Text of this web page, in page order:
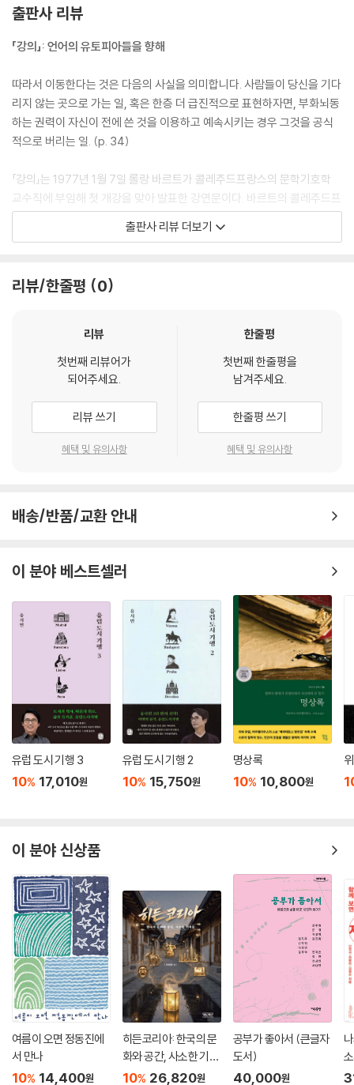
텍스트로의 끊임없는 귀환은, 또 기호 작용의 실천 중 가장 복합적인(이미
다 만들어진 기호들로부터 출발해 작동하는 것이기에 그렇습니다) 글쓰기
니다. 그뿐만 아니라 기호학이 교조화하고 ‘장악’하지 않도록, 그것이 실제
와 달리 스스로를 보편 담론으로 여기지 않도록 막아줍니다. 역으로, 텍스
트에 실리는 기호학의 시선은 문학을 에워싸고 압박하는 저 뇌동하는 말로
부터 문학을 구제하기 위해 우리가 흔히 기대는 신화, 곧 순수한 창조성이
라는 신화를 거부하지 않을 수 없게 만듭니다. 결국 기호란 기대에 더 잘 어
긋나기 위해서 생각되는 것, 마땅히 그러기 위해서 다시 생각되어야 하는
것입니다.
--- p.43
옛 가치들은 더 이상 전수되지도, 유통되지도, 자극을 주지도 못합니다. 문
의 암묵적 본보기라 강요하기에는 무력합니다. 하지만 글쎄요, 문학은 파
워진 풍경 속으로 상륙하도록 허용하는, 바로 그런 여행이 될 것입니다. 거
기엔 이제 막아서는 천사도, 용도 없겠지요. 그리하여 시선은 여전히 배덕
함을 지닌 채 오래되고도 아름다운, 기의의 유효기간이 지나 추상화되고
만 사물들로 향할 수 있을 것입니다. 이는 몰락인 동시에 예언적 순간, 부드
러운 종말론의 순간, 가장 거대한 즐김의 역사적 순간이 될 테지요.
--- p.49
다. 우리는 이를 일컬어 탐구한다고 하지요. 아마도 지금은 또 다른 경험의
작동하도록 놓아두는 시기가 그것입니다. 생각건대 이 경험에는 너무나 유
서서, 감히 아무 거리낌 없이 그 이름을 채택하고자 합니다. 지혜, 다시 말
해 전혀 없는 권력, 약간의 지식, 약간의 현명함, 가능한 한 최대치의 맛이
라는 뜻이지요.
--- p.54~55
그의 기법. 스투디움/푼크툼 쌍을 드러내고 작동시키고 해석 하는 동시에,
자신이 행하는 바를 우리에게 들려주며 노트들을 전달하는 그의 방식. 그
것에서 이내 우리는 음악을 듣게 되리라. 이 같은 기법은 정녕 그의 방식이
다. 스투디움/푼크툼의 대립, 빗금으로 표시되는 외견상의 대비. [...] 이
(스투디움/푼크툼이라는) 외견상의 대립은 두 개념 사이에 일어나는 모종
건네고 하나가 다른 하나와 더불어 타협하니, 우리는 거기서 이내 환유적
조작을 알아보게 될 것이다.
--- 「롤랑 바르트의 죽음들」 중에서
두 개의 배반, 불가능한 선택. 한편에는 오로지 자기에게만, 자기 자신의 목
소리로만 귀착되는 것은 일절 말하지 않는 방식이 있다. [...] 그 반대편에
는, 롤랑 바르트에게 건네는 바 혹은 그에 대해 하는 말이 정말로 그의 상대
방, 즉 살아 있는 친구로부터 오게끔 일체의 인용과 동일시, 하다못해 비교
마저 전적으로 피하는 방식이 있다. 그 경우에도 우리가 그를 사라지게 할
위험은 마찬가지다. 이 모든 건 죽음에 죽음을 더해 무례하게 죽음을 복수
화하는 일이랄까. 남는 길은 결국 그 둘을 동시에 하거나 하지 않는 것이다.
즉 한쪽의 배신을 다른 한쪽의 배신으로 교정하는 일. 한쪽의 죽음으로부
출판사 리뷰
「강의」: 언어의 유토피아들을 향해
따라서 이동한다는 것은 다음의 사실을 의미합니다. 사람들이 당신을 기다
리지 않는 곳으로 가는 일, 혹은 한층 더 급진적으로 표현하자면, 부화뇌동
하는 권력이 자신이 전에 쓴 것을 이용하고 예속시키는 경우 그것을 공식
적으로 버리는 일. (p. 34)
「강의」는 1977년 1월 7일 롤랑 바르트가 콜레주드프랑스의 문학기호학
교수직에 부임해 첫 개강을 맞아 발표한 강연문이다. 바르트의 콜레주드프
랑스 부임은 학자와 학생, 일반 청중과 기자 들로 첫날 강의실을 가득 채울
만큼 큰 관심을 모았으며, 그 열기는 바르트가 1980년까지 콜레주드프랑
을 알리는 상징적 사건이 된 이 강연문에서 그는 언어가 말하도록 강제하
쟁적 발언을 던진다. 그만큼 20세기 프랑스 지식 사회의 주요 쟁점이었던
대항하는 데 있다고 역설하며, 언어 바깥으로 나갈 수 없는 만큼 언어를 속
이는 술책으로서 문학을 상정한다.
1530년 설립되어 창립 초기부터 누구나 참여할 수 있는 열린 교육을 지향
해온 콜레주드프랑스는 권력 바깥에 놓이는 특권적 장소로 여겨진다. 이곳
로 인해 “공식 학위를 갖”지 못했던 데다, 고전문학과 수사학을 비롯해 언
불러왔다. 이 같은 긴장 속에서 제출된 「강의」는 ‘에세이만 쓰는 이,’ 모호한
자, 어느 장소나 체계에서든 미묘하게 흔들리는 주체로서 바르트가 조성하
는 물음표의 작고 부드러운 저항력을 담고 있다.
이 글에서 바르트는 언어의 해방 공간, 유토피아를 어떻게 창안할 것인가
라는 화두를 던진다. 인간이 언어 바깥으로 완전히 나갈 수 없다면, 반대로
욕망의 개별성과 다수성에 따라 무수히 뻗어나가고 움직이는 말들의 공간,
언어의 유토피아를 꿈꿀 수 있다. 그러나 “언어체의 유토피아는 유토피아
의 언어체로 회수”(p. 32)된다는 바르트의 지적처럼, 권력에 대항하는 시
도는 곧 권력에 의해 포섭되기 마련이다. 바로 그렇기 때문에 저자들에게
는 고집스럽게 스스로를 이동시키는 일, 자신의 시도가 권력에 이용당한다
면 그것을 버리는 일이 요구되는 것이다. 이는 권력과 제도 바깥에 놓이는
고 진실되게 믿고 있습니다.”(p. 52) 1977년에서 1980년까지 콜레주드
프랑스에서 바르트의 ‘강의’를 수강한 청중은 이처럼 유토피아로 부단히
이동하는 현장에 가담한 셈이다.
「롤랑 바르트의 죽음들」: 세상을 떠난 친구와 나누는
무한한 대화의 약속, 애도
이 책의 두번째 텍스트 「롤랑 바르트의 죽음들」은 롤랑 바르트가 세상을 떠
난 이듬해인 1981년 자크 데리다가 『포에티크』지에 발표한 애도의 글이
다. 바르트를 향한 애도의 글을 시작으로 데리다는 20여 년간 미셸 푸코,
에마뉘엘 레비나스, 장-프랑수아 리오타르, 모리스 블랑쇼 등 학문적으로
교류한 친구들이 세상을 떠날 때마다 다양한 형식으로 작별 인사를 쓰게
된다. 이 애도의 글들은 우정과 애도, 타자성이라는 데리다 철학의 테마를
출판사 리뷰 더보기
리뷰/한줄평 0
리뷰
첫번째 리뷰어가
되어주세요.
리뷰 쓰기
혜택 및 유의사항
한줄평
첫번째 한줄평을
남겨주세요.
한줄평 쓰기
혜택 및 유의사항
배송/반품/교환 안내
이 분야 베스트셀러
유럽 도시 기행 3
10% 17,010원
유럽 도시 기행 2
10% 15,750원
명상록
10% 10,800원
이 분야 신상품
여름이 오면 정동진에
서 만나
10% 14,400원
히든코리아: 한국의 문
화와 공간, 사소한 기적
들
10% 26,820원
공부가 좋아서 (큰글자
도서)
40,000원